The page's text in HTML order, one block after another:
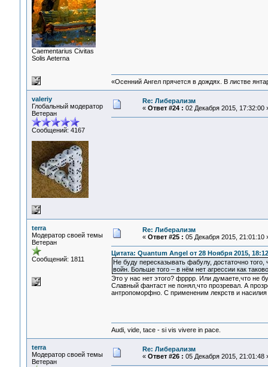
Сaementarius Civitas
Solis Aeterna
«Осенний Ангел прячется в дождях. В листве
valeriy
Глобальный модератор
Ветеран
Сообщений: 4167
Re: Либерализм
« Ответ #24 : 02 Декабря 2015, 17:32:00
terra
Модератор своей темы
Ветеран
Сообщений: 1811
Re: Либерализм
« Ответ #25 : 05 Декабря 2015, 21:01:10
Цитата: Quantum Angel от 28 Ноября 2015,
Не буду пересказывать фабулу, достаточно
войн. Больше того – в нём нет агрессии как
Это у нас нет этого? фрррр. Или думаете,что не
Славный фантаст не понял,что прозревал. А
антропоморфно. С примененим лекрств и
Audi, vide, tace - si vis vivere in pace.
terra
Модератор своей темы
Ветеран
Re: Либерализм
« Ответ #26 : 05 Декабря 2015, 21:01:48